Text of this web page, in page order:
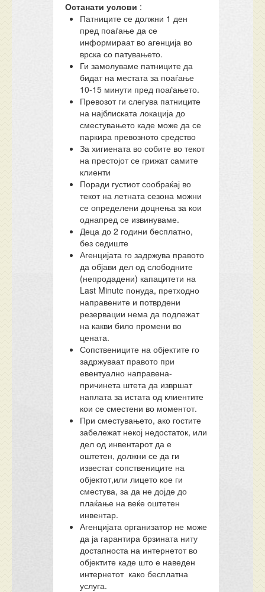
Останати услови :
Патниците се должни 1 ден
пред поаѓање да се
информираат во агенција во
врска со патувањето.
Ги замолуваме патниците да
бидат на местата за поаѓање
10-15 минути пред поаѓањето.
Превозот ги слегува патниците
на најблиската локација до
сместувањето каде може да се
паркира превозното средство
За хигиената во собите во текот
на престојот се грижат самите
клиенти
Поради густиот сообраќај во
текот на летната сезона можни
се определени доцнења за кои
однапред се извинуваме.
Деца до 2 години бесплатно,
без седиште
Агенцијата го задржува правото
да објави дел од слободните
(непродадени) капацитети на
Last Minute понуда, претходно
направените и потврдени
резервации нема да подлежат
на какви било промени во
цената.
Сопствениците на објектите го
задржуваат правото при
евентуално направена-
причинета штета да извршат
наплата за истата од клиентите
кои се сместени во моментот.
При сместувањето, ако гостите
забележат некој недостаток, или
дел од инвентарот да е
оштетен, должни се да ги
известат сопствениците на
објектот,или лицето кое ги
сместува, за да не дојде до
плаќање на веќе оштетен
инвентар.
Агенцијата организатор не може
да ја гарантира брзината ниту
достапноста на интернетот во
објектите каде што е наведен
интернетот како бесплатна
услуга.